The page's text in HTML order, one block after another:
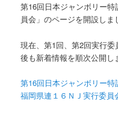
第16回日本ジャンボリー
員会」のページを開設しま
現在、第1回、第2回実行
後も新着情報を順次公開し
第16回日本ジャンボリー特
福岡県連１６ＮＪ実行委員